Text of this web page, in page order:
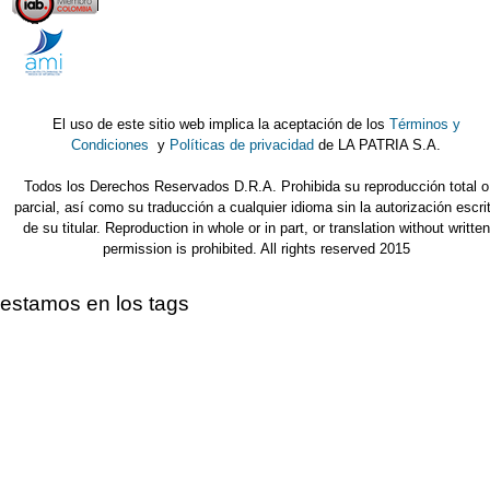
El uso de este sitio web implica la aceptación de los Términos y
Condiciones y Políticas de privacidad de LA PATRIA S.A.
Todos los Derechos Reservados D.R.A. Prohibida su reproducción total o
parcial, así como su traducción a cualquier idioma sin la autorización
de su titular. Reproduction in whole or in part, or translation without written
permission is prohibited. All rights reserved 2015
estamos en los tags